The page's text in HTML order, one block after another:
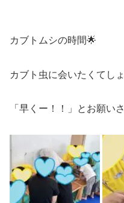
カブトムシの時間🌟
カブト虫に会いたくてし
「早くー！！」とお願い